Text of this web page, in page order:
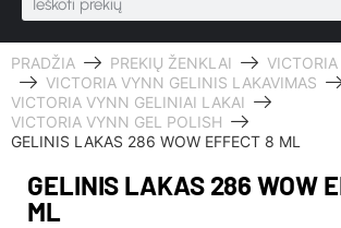
PRADŽIA PREKIŲ ŽENKLAI
VICTORIA VYNN GELINIS LAKAVIMAS
VICTORIA VYNN GELINIAI LAKAI
VICTORIA VYNN GEL POLISH
GELINIS LAKAS 286 WOW EFFECT 8 ML
GELINIS LAKAS 286 WOW
ML